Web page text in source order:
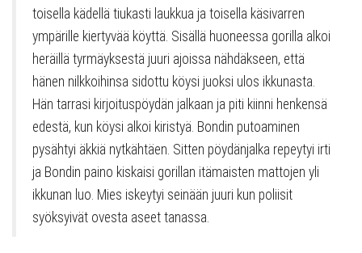
toisella kädellä tiukasti laukkua ja toisella käsivarren
ympärille kiertyvää köyttä. Sisällä huoneessa gorilla alkoi
heräillä tyrmäyksestä juuri ajoissa nähdäkseen, että
hänen nilkkoihinsa sidottu köysi juoksi ulos ikkunasta.
Hän tarrasi kirjoituspöydän jalkaan ja piti kiinni henkensä
edestä, kun köysi alkoi kiristyä. Bondin putoaminen
pysähtyi äkkiä nytkähtäen. Sitten pöydänjalka repeytyi irti
ja Bondin paino kiskaisi gorillan itämaisten mattojen yli
ikkunan luo. Mies iskeytyi seinään juuri kun poliisit
syöksyivät ovesta aseet tanassa.